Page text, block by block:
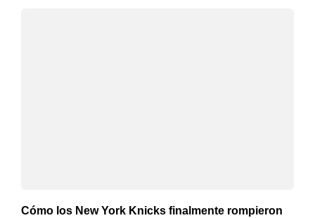
Cómo los New York Knicks finalmente rompieron